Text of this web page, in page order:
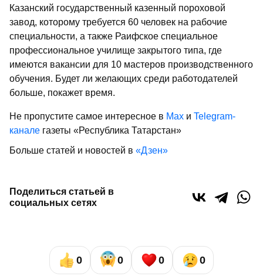
Казанский государственный казенный пороховой
завод, которому требуется 60 человек на рабочие
специальности, а также Раифское специальное
профессиональное училище закрытого типа, где
имеются вакансии для 10 мастеров производственного
обучения. Будет ли желающих среди работодателей
больше, покажет время.
Не пропустите самое интересное в Max и Telegram-
канале газеты «Республика Татарстан»
Больше статей и новостей в «Дзен»
Поделиться статьей в
социальных сетях
0 0 0 0